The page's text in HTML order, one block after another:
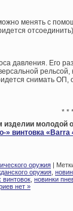
менять с
давления. Его
снимать ОП,
* *
молодой
» винтовка «Barra
оружия |
оружия
винтовок новинки
нет »